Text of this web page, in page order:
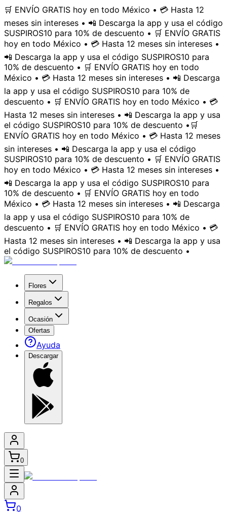
🛒 ENVÍO GRATIS hoy en todo México • 💳 Hasta 12
meses sin intereses • 📲 Descarga la app y usa el código
SUSPIROS10 para 10% de descuento • 🛒 ENVÍO GRATIS
hoy en todo México • 💳 Hasta 12 meses sin intereses •
📲 Descarga la app y usa el código SUSPIROS10 para
10% de descuento • 🛒 ENVÍO GRATIS hoy en todo
México • 💳 Hasta 12 meses sin intereses • 📲 Descarga
la app y usa el código SUSPIROS10 para 10% de
descuento • 🛒 ENVÍO GRATIS hoy en todo México • 💳
Hasta 12 meses sin intereses • 📲 Descarga la app y usa
el código SUSPIROS10 para 10% de descuento • 🛒
ENVÍO GRATIS hoy en todo México • 💳 Hasta 12 meses
sin intereses • 📲 Descarga la app y usa el código
SUSPIROS10 para 10% de descuento • 🛒 ENVÍO GRATIS
hoy en todo México • 💳 Hasta 12 meses sin intereses •
📲 Descarga la app y usa el código SUSPIROS10 para
10% de descuento • 🛒 ENVÍO GRATIS hoy en todo
México • 💳 Hasta 12 meses sin intereses • 📲 Descarga
la app y usa el código SUSPIROS10 para 10% de
descuento • 🛒 ENVÍO GRATIS hoy en todo México • 💳
Hasta 12 meses sin intereses • 📲 Descarga la app y usa
el código SUSPIROS10 para 10% de descuento •
Flores
Regalos
Ocasión
Ofertas
Ayuda
Descargar
0
0